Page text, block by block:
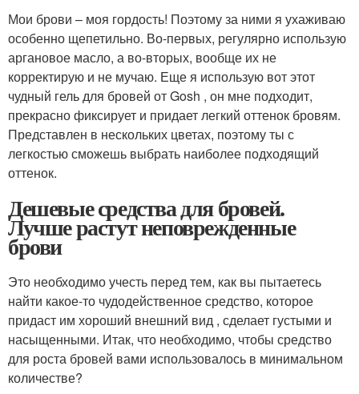
Мои брови – моя гордость! Поэтому за ними я ухаживаю
особенно щепетильно. Во-первых, регулярно использую
аргановое масло, а во-вторых, вообще их не
корректирую и не мучаю. Еще я использую вот этот
чудный гель для бровей от Gosh , он мне подходит,
прекрасно фиксирует и придает легкий оттенок бровям.
Представлен в нескольких цветах, поэтому ты с
легкостью сможешь выбрать наиболее подходящий
оттенок.
Дешевые средства для бровей.
Лучше растут неповрежденные
брови
Это необходимо учесть перед тем, как вы пытаетесь
найти какое-то чудодейственное средство, которое
придаст им хороший внешний вид , сделает густыми и
насыщенными. Итак, что необходимо, чтобы средство
для роста бровей вами использовалось в минимальном
количестве?